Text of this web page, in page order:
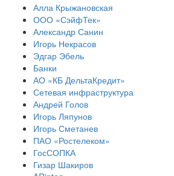
Алла Крыжановская
ООО «СэйфТек»
Александр Санин
Игорь Некрасов
Эдгар Эбель
Банки
АО «КБ ДельтаКредит»
Сетевая инфраструктура
Андрей Голов
Игорь Ляпунов
Игорь Сметанев
ПАО «Ростелеком»
ГосСОПКА
Гизар Шакиров